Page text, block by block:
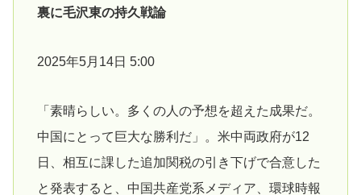
裏に毛沢東の持久戦論
2025年5月14日 5:00
「素晴らしい。多くの人の予想を超えた成果だ。
中国にとって巨大な勝利だ」。米中両政府が12
日、相互に課した追加関税の引き下げで合意した
と発表すると、中国共産党系メディア、環球時報